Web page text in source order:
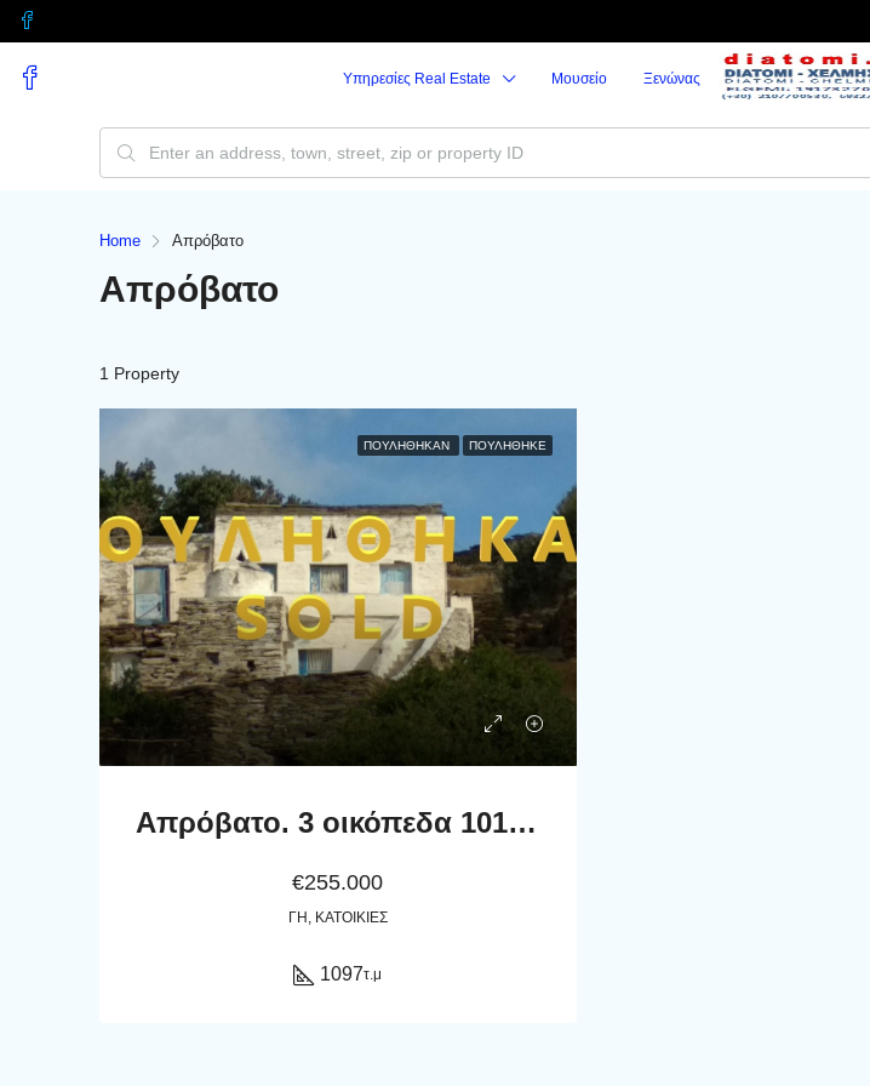
Υπηρεσίες Real Estate Μουσείο Ξενώνας
Home Απρόβατο
Απρόβατο
1 Property
ΠΟΥΛΉΘΗΚΑΝ ΠΟΥΛΗΘΗΚΕ
Απρόβατο. 3 οικόπεδα 1019 τ.μ, 1027 τ.μ, 1097 τ.μ, το ένα με παλαιά μονοκατοικία
€255.000
ΓΗ, ΚΑΤΟΙΚΊΕΣ
1097τ.μ